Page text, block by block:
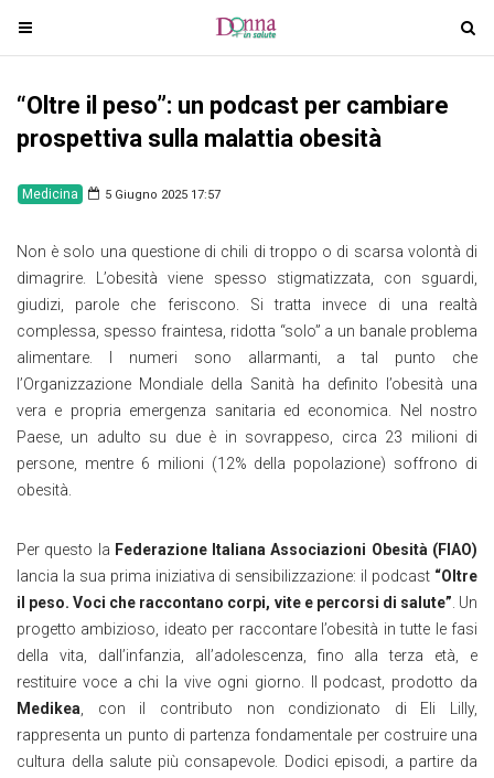
T
o
g
l
n
a
T
o
“Oltre il peso”: un podcast per cambiare
prospettiva sulla malattia obesità
Medicina 5 Giugno 2025 17:57
Non è solo una questione di chili di troppo o di scarsa volontà di
dimagrire. L’obesità viene spesso stigmatizzata, con sguardi,
giudizi, parole che feriscono. Si tratta invece di una realtà
complessa, spesso fraintesa, ridotta “solo” a un banale problema
alimentare. I numeri sono allarmanti, a tal punto che
l’Organizzazione Mondiale della Sanità ha definito l’obesità una
vera e propria emergenza sanitaria ed economica. Nel nostro
Paese, un adulto su due è in sovrappeso, circa 23 milioni di
persone, mentre 6 milioni (12% della popolazione) soffrono di
obesità.
Per questo la Federazione Italiana Associazioni Obesità (FIAO)
lancia la sua prima iniziativa di sensibilizzazione: il podcast “Oltre
il peso. Voci che raccontano corpi, vite e percorsi di salute” . Un
progetto ambizioso, ideato per raccontare l’obesità in tutte le fasi
della vita, dall’infanzia, all’adolescenza, fino alla terza età, e
restituire voce a chi la vive ogni giorno. Il podcast, prodotto da
Medikea , con il contributo non condizionato di Eli Lilly,
rappresenta un punto di partenza fondamentale per costruire una
cultura della salute più consapevole. Dodici episodi, a partire da